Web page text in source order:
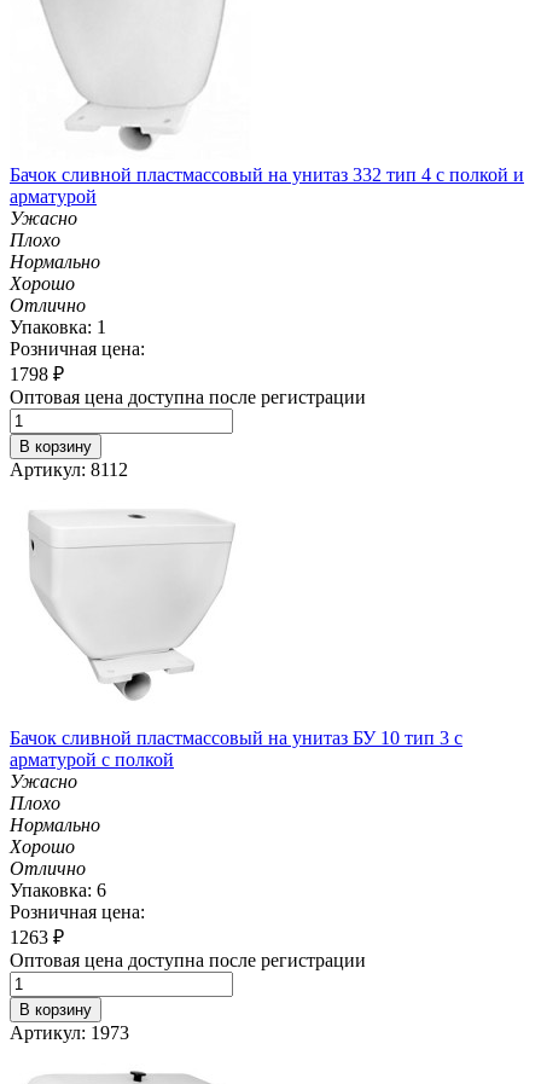
Бачок сливной пластмассовый на унитаз 332 тип 4 с полкой и
арматурой
Ужасно
Плохо
Нормально
Хорошо
Отлично
Упаковка: 1
Розничная цена:
1798 ₽
Оптовая цена доступна после регистрации
В корзину
Артикул: 8112
Бачок сливной пластмассовый на унитаз БУ 10 тип 3 с
арматурой с полкой
Ужасно
Плохо
Нормально
Хорошо
Отлично
Упаковка: 6
Розничная цена:
1263 ₽
Оптовая цена доступна после регистрации
В корзину
Артикул: 1973